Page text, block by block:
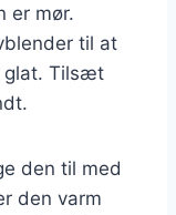
er mør.
til at
glat. Tilsæt
den til med
den varm